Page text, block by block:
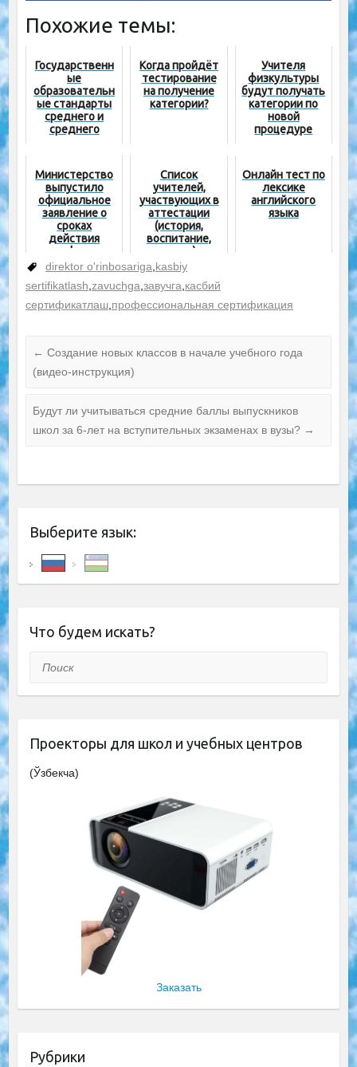
Похожие темы:
Государственн
ые
образовательн
ые стандарты
среднего и
среднего
Когда пройдёт
тестирование
на получение
категории?
Учителя
физкультуры
будут получать
категории по
новой
процедуре
Министерство
выпустило
официальное
заявление о
сроках
действия
сертификатов
квалификацион
педагогов
Список
учителей,
участвующих в
аттестации
(история,
воспитание,
право)
Онлайн тест по
лексике
английского
языка
direktor o'rinbosariga kasbiy
sertifikatlash zavuchga завучга касбий
сертификатлаш, профессиональная сертификация
← Создание новых классов в начале учебного года
(видео-инструкция)
Будут ли учитываться средние баллы выпускников
школ за 6-лет на вступительных экзаменах в вузы? →
Выберите язык:
Что будем искать?
Поиск
Проекторы для школ и учебных центров
(Ўзбекча)
Заказать
Рубрики